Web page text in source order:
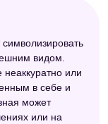
видом.
неаккуратно или
в себе и
может
или на